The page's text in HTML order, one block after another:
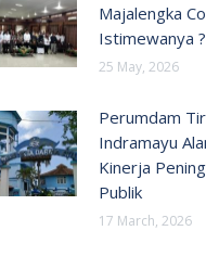
Majalengka
Istimewanya ?
25 May, 2026
Perumdam
Indramayu
Kinerja
Publik
17 March, 2026